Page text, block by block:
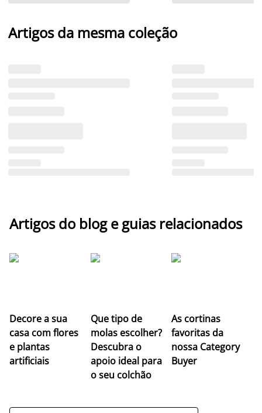
Artigos da mesma coleção
Artigos do blog e guias relacionados
Decore a sua
casa com flores
e plantas
artificiais
Que tipo de
molas escolher?
Descubra o
apoio ideal para
o seu colchão
As cortinas
favoritas da
nossa Category
Buyer